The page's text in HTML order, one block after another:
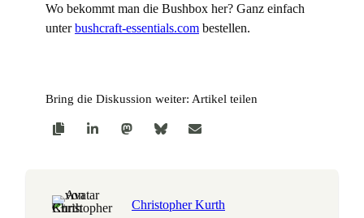
Wo bekommt man die Bushbox her? Ganz einfach
unterbushcraft-essentials.com bestellen.
Bring die Diskussion weiter: Artikel teilen
Christopher Kurth